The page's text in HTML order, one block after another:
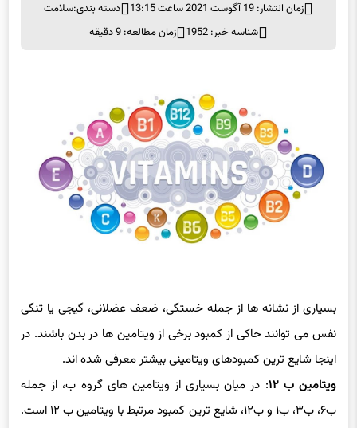
شناسه خبر: 1952
زمان مطالعه: 9 دقیقه
نفس می توانند حاکی از کمبود برخی از ویتامین ها در بدن باشند. در
اینجا شایع ترین کمبودهای ویتامینی بیشتر معرفی شده اند.
ویتامین ب ۱۲ : در میان بسیاری از ویتامین های گروه ب، از جمله
ب۶، ب۳، ب۱ و ب۱۲، شایع ترین کمبود مرتبط با ویتامین ب ۱۲ است.
این ویتامین در گوشت، لبنیات، ماهی و … یافت می شود و بسته به